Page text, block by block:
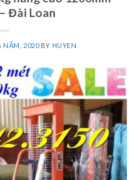
Đài Loan
NĂM, 2020BY HUYEN